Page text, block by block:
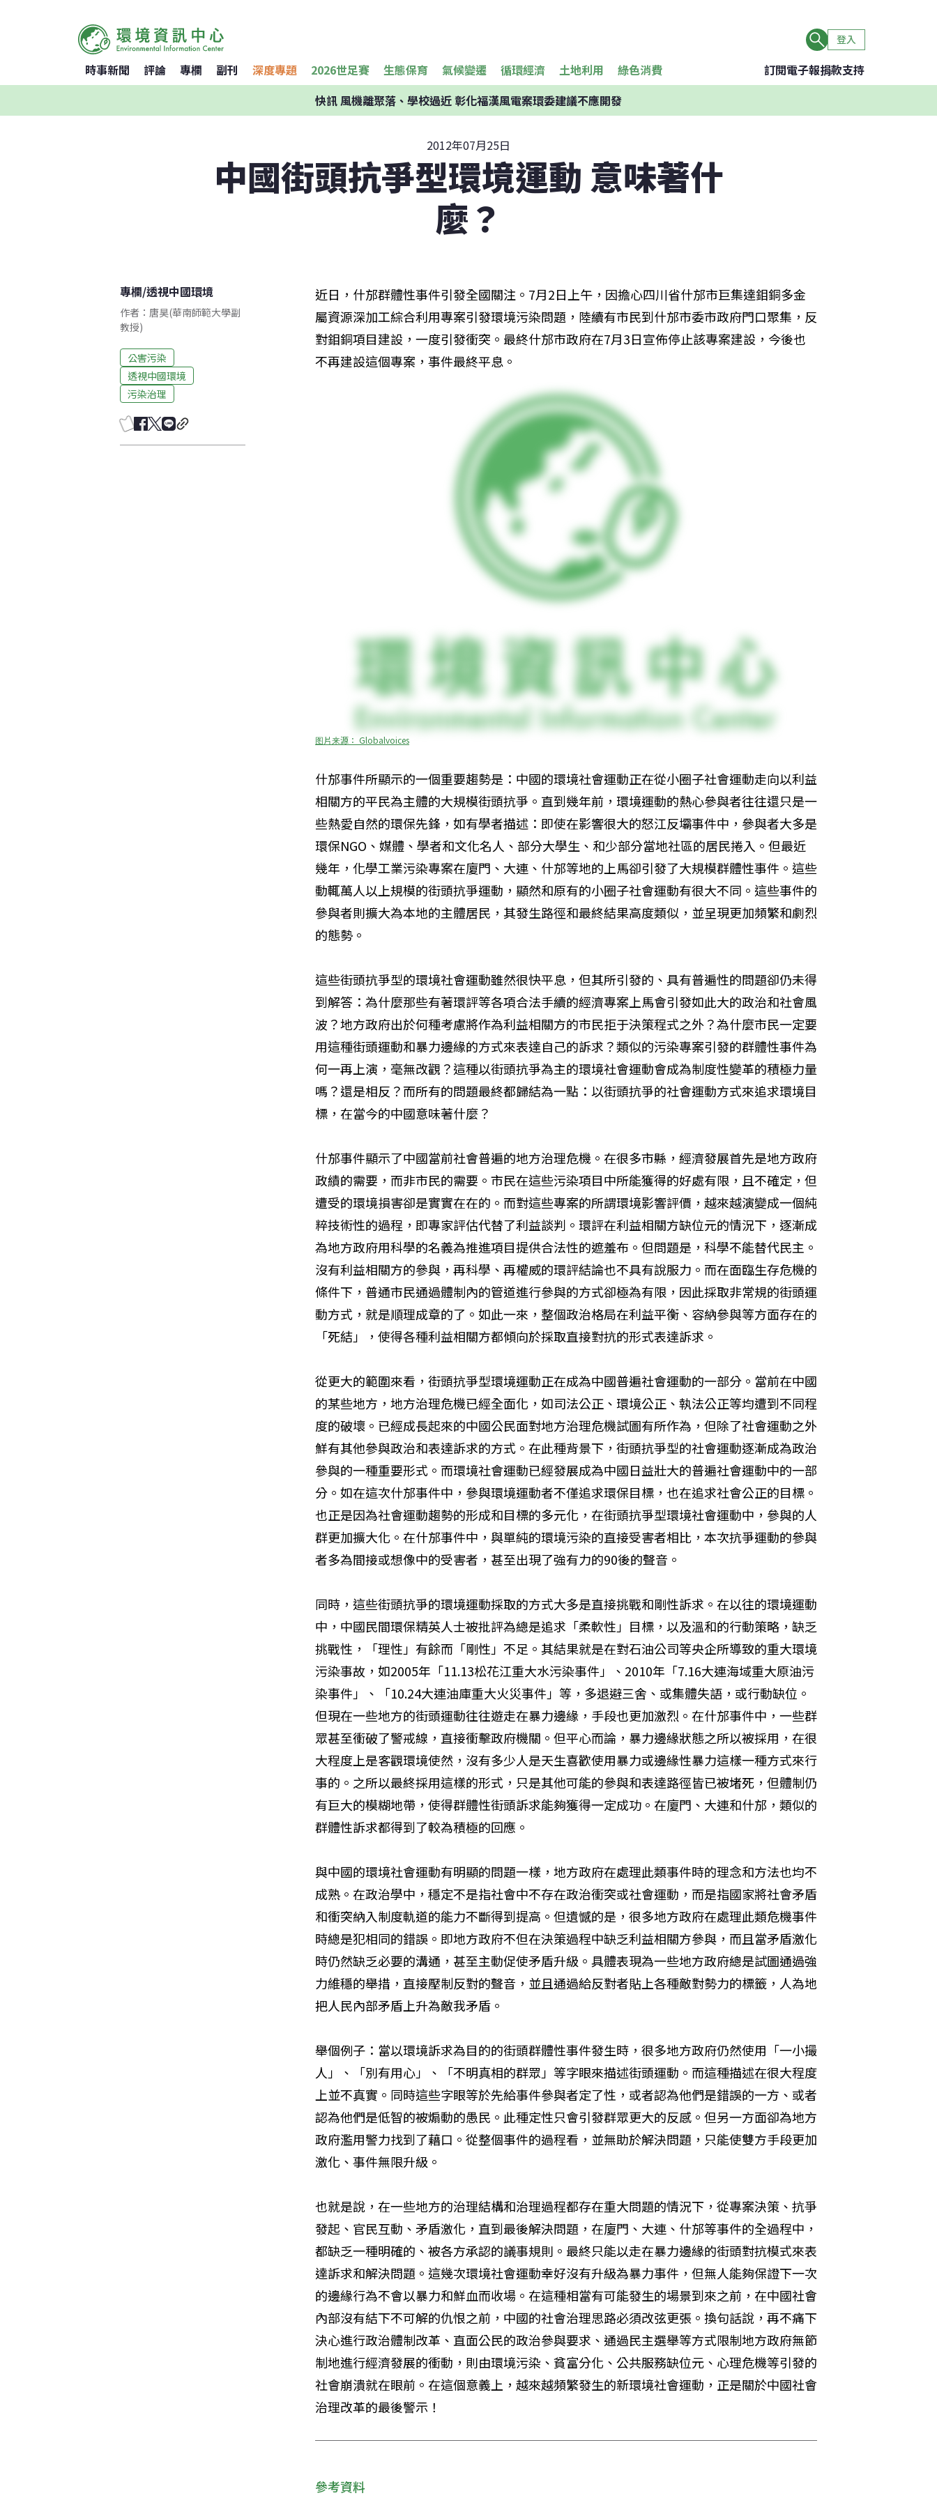
登入
時事新聞 評論 專欄 副刊 深度專題 2026世足賽 生態保育 氣候變遷 循環經濟 土地利用 綠色消費 訂閱電子報捐款支持
快訊風機離聚落、學校過近 彰化福漢風電案環委建議不應開發
2012年07月25日
中國街頭抗爭型環境運動 意味著什
麼？
專欄/透視中國環境
作者：唐昊(華南師範大學副
教授)
公害污染
透視中國環境
污染治理
近日，什邡群體性事件引發全國關注。7月2日上午，因擔心四川省什邡市巨集達鉬銅多金
屬資源深加工綜合利用專案引發環境污染問題，陸續有市民到什邡市委市政府門口聚集，反
對鉬銅項目建設，一度引發衝突。最終什邡市政府在7月3日宣佈停止該專案建設，今後也
不再建設這個專案，事件最終平息。
图片来源： Globalvoices
什邡事件所顯示的一個重要趨勢是：中國的環境社會運動正在從小圈子社會運動走向以利益
相關方的平民為主體的大規模街頭抗爭。直到幾年前，環境運動的熱心參與者往往還只是一
些熱愛自然的環保先鋒，如有學者描述：即使在影響很大的怒江反壩事件中，參與者大多是
環保NGO、媒體、學者和文化名人、部分大學生、和少部分當地社區的居民捲入。但最近
幾年，化學工業污染專案在廈門、大連、什邡等地的上馬卻引發了大規模群體性事件。這些
動輒萬人以上規模的街頭抗爭運動，顯然和原有的小圈子社會運動有很大不同。這些事件的
參與者則擴大為本地的主體居民，其發生路徑和最終結果高度類似，並呈現更加頻繁和劇烈
的態勢。
這些街頭抗爭型的環境社會運動雖然很快平息，但其所引發的、具有普遍性的問題卻仍未得
到解答：為什麼那些有著環評等各項合法手續的經濟專案上馬會引發如此大的政治和社會風
波？地方政府出於何種考慮將作為利益相關方的市民拒于決策程式之外？為什麼市民一定要
用這種街頭運動和暴力邊緣的方式來表達自己的訴求？類似的污染專案引發的群體性事件為
何一再上演，毫無改觀？這種以街頭抗爭為主的環境社會運動會成為制度性變革的積極力量
嗎？還是相反？而所有的問題最終都歸結為一點：以街頭抗爭的社會運動方式來追求環境目
標，在當今的中國意味著什麼？
什邡事件顯示了中國當前社會普遍的地方治理危機。在很多市縣，經濟發展首先是地方政府
政績的需要，而非市民的需要。市民在這些污染項目中所能獲得的好處有限，且不確定，但
遭受的環境損害卻是實實在在的。而對這些專案的所謂環境影響評價，越來越演變成一個純
粹技術性的過程，即專家評估代替了利益談判。環評在利益相關方缺位元的情況下，逐漸成
為地方政府用科學的名義為推進項目提供合法性的遮羞布。但問題是，科學不能替代民主。
沒有利益相關方的參與，再科學、再權威的環評結論也不具有說服力。而在面臨生存危機的
條件下，普通市民通過體制內的管道進行參與的方式卻極為有限，因此採取非常規的街頭運
動方式，就是順理成章的了。如此一來，整個政治格局在利益平衡、容納參與等方面存在的
「死結」，使得各種利益相關方都傾向於採取直接對抗的形式表達訴求。
從更大的範圍來看，街頭抗爭型環境運動正在成為中國普遍社會運動的一部分。當前在中國
的某些地方，地方治理危機已經全面化，如司法公正、環境公正、執法公正等均遭到不同程
度的破壞。已經成長起來的中國公民面對地方治理危機試圖有所作為，但除了社會運動之外
鮮有其他參與政治和表達訴求的方式。在此種背景下，街頭抗爭型的社會運動逐漸成為政治
參與的一種重要形式。而環境社會運動已經發展成為中國日益壯大的普遍社會運動中的一部
分。如在這次什邡事件中，參與環境運動者不僅追求環保目標，也在追求社會公正的目標。
也正是因為社會運動趨勢的形成和目標的多元化，在街頭抗爭型環境社會運動中，參與的人
群更加擴大化。在什邡事件中，與單純的環境污染的直接受害者相比，本次抗爭運動的參與
者多為間接或想像中的受害者，甚至出現了強有力的90後的聲音。
同時，這些街頭抗爭的環境運動採取的方式大多是直接挑戰和剛性訴求。在以往的環境運動
中，中國民間環保精英人士被批評為總是追求「柔軟性」目標，以及溫和的行動策略，缺乏
挑戰性，「理性」有餘而「剛性」不足。其結果就是在對石油公司等央企所導致的重大環境
污染事故，如2005年「11.13松花江重大水污染事件」、2010年「7.16大連海域重大原油污
染事件」、「10.24大連油庫重大火災事件」等，多退避三舍、或集體失語，或行動缺位。
但現在一些地方的街頭運動往往遊走在暴力邊緣，手段也更加激烈。在什邡事件中，一些群
眾甚至衝破了警戒線，直接衝擊政府機關。但平心而論，暴力邊緣狀態之所以被採用，在很
大程度上是客觀環境使然，沒有多少人是天生喜歡使用暴力或邊緣性暴力這樣一種方式來行
事的。之所以最終採用這樣的形式，只是其他可能的參與和表達路徑皆已被堵死，但體制仍
有巨大的模糊地帶，使得群體性街頭訴求能夠獲得一定成功。在廈門、大連和什邡，類似的
群體性訴求都得到了較為積極的回應。
與中國的環境社會運動有明顯的問題一樣，地方政府在處理此類事件時的理念和方法也均不
成熟。在政治學中，穩定不是指社會中不存在政治衝突或社會運動，而是指國家將社會矛盾
和衝突納入制度軌道的能力不斷得到提高。但遺憾的是，很多地方政府在處理此類危機事件
時總是犯相同的錯誤。即地方政府不但在決策過程中缺乏利益相關方參與，而且當矛盾激化
時仍然缺乏必要的溝通，甚至主動促使矛盾升級。具體表現為一些地方政府總是試圖通過強
力維穩的舉措，直接壓制反對的聲音，並且通過給反對者貼上各種敵對勢力的標籤，人為地
把人民內部矛盾上升為敵我矛盾。
舉個例子：當以環境訴求為目的的街頭群體性事件發生時，很多地方政府仍然使用「一小撮
人」、「別有用心」、「不明真相的群眾」等字眼來描述街頭運動。而這種描述在很大程度
上並不真實。同時這些字眼等於先給事件參與者定了性，或者認為他們是錯誤的一方、或者
認為他們是低智的被煽動的愚民。此種定性只會引發群眾更大的反感。但另一方面卻為地方
政府濫用警力找到了藉口。從整個事件的過程看，並無助於解決問題，只能使雙方手段更加
激化、事件無限升級。
也就是說，在一些地方的治理結構和治理過程都存在重大問題的情況下，從專案決策、抗爭
發起、官民互動、矛盾激化，直到最後解決問題，在廈門、大連、什邡等事件的全過程中，
都缺乏一種明確的、被各方承認的議事規則。最終只能以走在暴力邊緣的街頭對抗模式來表
達訴求和解決問題。這幾次環境社會運動幸好沒有升級為暴力事件，但無人能夠保證下一次
的邊緣行為不會以暴力和鮮血而收場。在這種相當有可能發生的場景到來之前，在中國社會
內部沒有結下不可解的仇恨之前，中國的社會治理思路必須改弦更張。換句話說，再不痛下
決心進行政治體制改革、直面公民的政治參與要求、通過民主選舉等方式限制地方政府無節
制地進行經濟發展的衝動，則由環境污染、貧富分化、公共服務缺位元、心理危機等引發的
社會崩潰就在眼前。在這個意義上，越來越頻繁發生的新環境社會運動，正是關於中國社會
治理改革的最後警示！
參考資料